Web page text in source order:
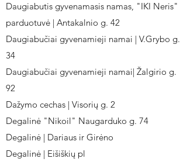
Daugiabutis gyvenamasis namas, "IKI Neris"
parduotuvė | Antakalnio g. 42
Daugiabučiai gyvenamieji namai | V.Grybo g.
34
Daugiabučiai gyvenamieji namai| Žalgirio g.
92
Dažymo cechas | Visorių g. 2
Degalinė "Nikoil" Naugarduko g. 74
Degalinė | Dariaus ir Girėno
Degalinė | Eišiškių pl